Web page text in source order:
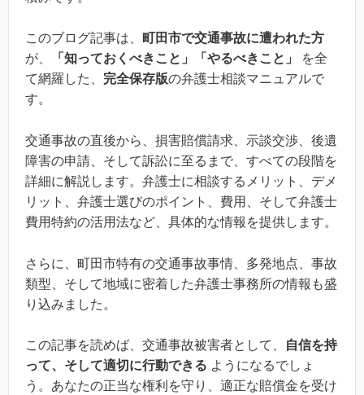
このブログ記事は、
町田市で交通事故に遭われた方
が、
「知っておくべきこと」「やるべきこと」
を全
て網羅した、 完全保存版の弁護士相談マニュアルで
す。
交通事故の直後から、損害賠償請求、示談交渉、後遺
障害の申請、そして訴訟に至るまで、すべての段階を
詳細に解説します。弁護士に相談するメリット、デメ
リット、弁護士選びのポイント、費用、そして弁護士
費用特約の活用法など、具体的な情報を提供します。
さらに、町田市特有の交通事故事情、多発地点、事故
類型、そして地域に密着した弁護士事務所の情報も盛
り込みました。
この記事を読めば、交通事故被害者として、
自信を持
って、そして適切に行動できる ようになるでしょ
う。あなたの正当な権利を守り、適正な賠償金を受け